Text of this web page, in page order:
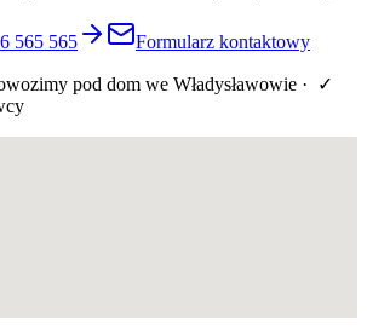
565 565 Formularz kontaktowy
pod dom we Władysławowie · ✓